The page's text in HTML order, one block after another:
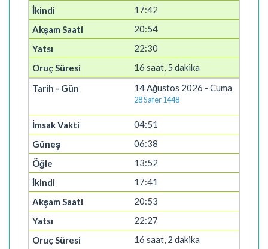
17:42
20:54
22:30
16 saat, 5 dakika
14 Ağustos 2026 - Cuma
28 Safer 1448
04:51
06:38
13:52
17:41
20:53
22:27
16 saat, 2 dakika